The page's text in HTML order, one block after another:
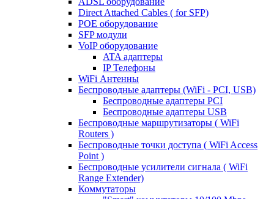
Direct Attached Cables ( for SFP)
POE оборудование
SFP модули
VoIP оборудование
ATA адаптеры
IP Телефоны
WiFi Антенны
Беспроводные адаптеры (WiFi - PCI, USB)
Беспроводные адаптеры PCI
Беспроводные адаптеры USB
Беспроводные маршрутизаторы ( WiFi
Routers )
Беспроводные точки доступа ( WiFi Access
Point )
Беспроводные усилители сигнала ( WiFi
Range Extender)
Коммутаторы